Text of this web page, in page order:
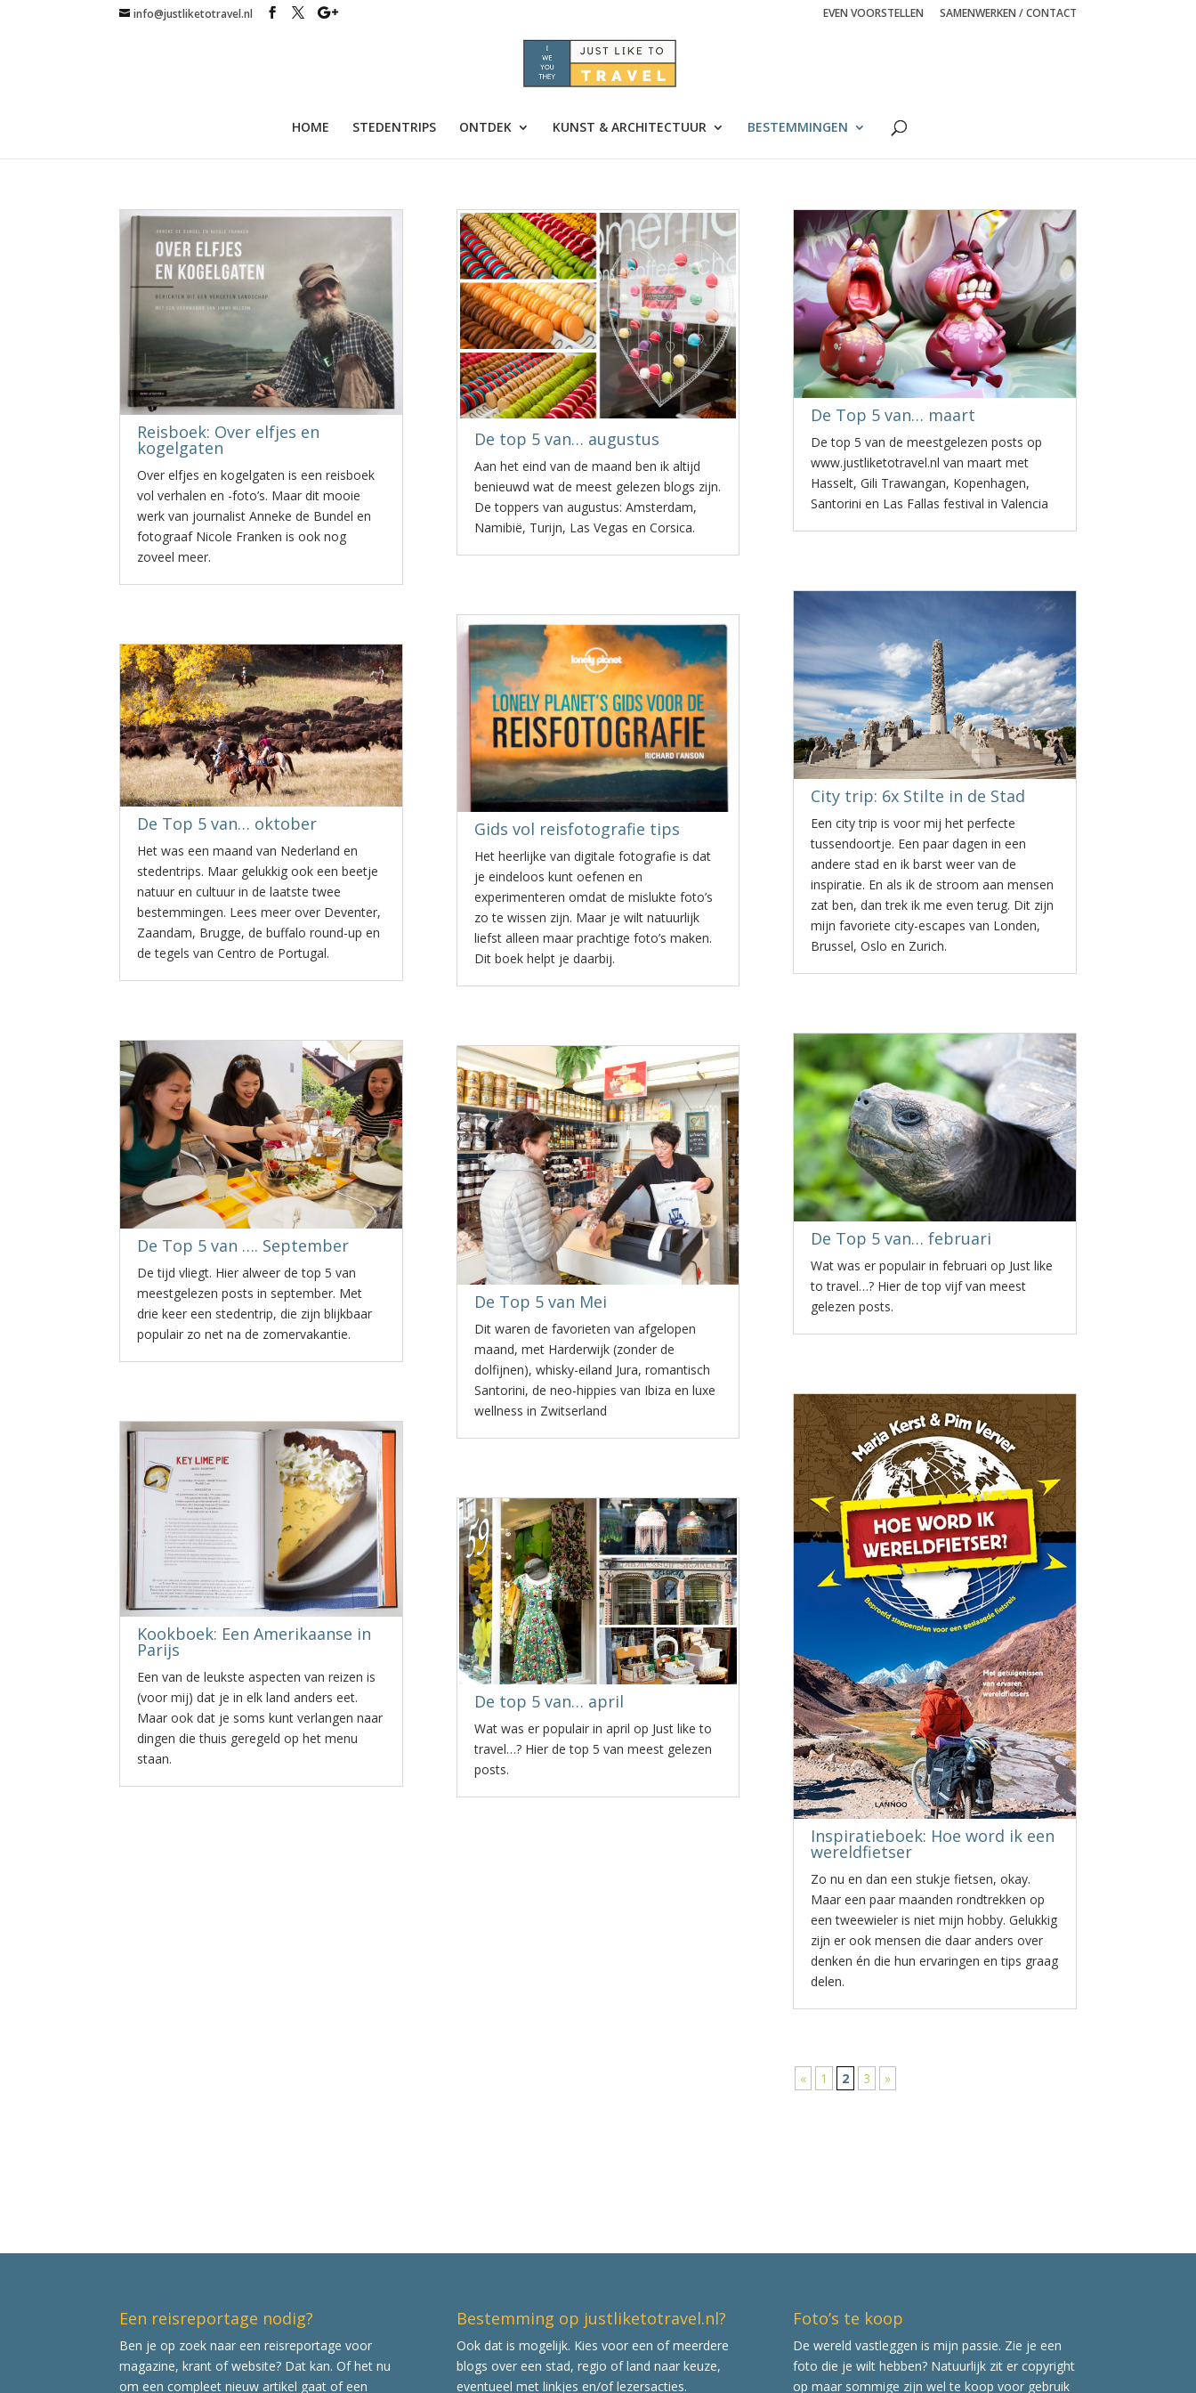
info@justliketotravel.nl EVEN VOORSTELLEN SAMENWERKEN / CONTACT
HOME STEDENTRIPS ONTDEK KUNST & ARCHITECTUUR BESTEMMINGEN
Reisboek: Over elfjes en
kogelgaten
Over elfjes en kogelgaten is een reisboek
vol verhalen en -foto’s. Maar dit mooie
werk van journalist Anneke de Bundel en
fotograaf Nicole Franken is ook nog
zoveel meer.
De Top 5 van… oktober
Het was een maand van Nederland en
stedentrips. Maar gelukkig ook een beetje
natuur en cultuur in de laatste twee
bestemmingen. Lees meer over Deventer,
Zaandam, Brugge, de buffalo round-up en
de tegels van Centro de Portugal.
De Top 5 van …. September
De tijd vliegt. Hier alweer de top 5 van
meestgelezen posts in september. Met
drie keer een stedentrip, die zijn blijkbaar
populair zo net na de zomervakantie.
Kookboek: Een Amerikaanse in
Parijs
Een van de leukste aspecten van reizen is
(voor mij) dat je in elk land anders eet.
Maar ook dat je soms kunt verlangen naar
dingen die thuis geregeld op het menu
staan.
De top 5 van… augustus
Aan het eind van de maand ben ik altijd
benieuwd wat de meest gelezen blogs zijn.
De toppers van augustus: Amsterdam,
Namibië, Turijn, Las Vegas en Corsica.
Gids vol reisfotografie tips
Het heerlijke van digitale fotografie is dat
je eindeloos kunt oefenen en
experimenteren omdat de mislukte foto’s
zo te wissen zijn. Maar je wilt natuurlijk
liefst alleen maar prachtige foto’s maken.
Dit boek helpt je daarbij.
De Top 5 van Mei
Dit waren de favorieten van afgelopen
maand, met Harderwijk (zonder de
dolfijnen), whisky-eiland Jura, romantisch
Santorini, de neo-hippies van Ibiza en luxe
wellness in Zwitserland
De top 5 van… april
Wat was er populair in april op Just like to
travel…? Hier de top 5 van meest gelezen
posts.
De Top 5 van… maart
De top 5 van de meestgelezen posts op
www.justliketotravel.nl van maart met
Hasselt, Gili Trawangan, Kopenhagen,
Santorini en Las Fallas festival in Valencia
City trip: 6x Stilte in de Stad
Een city trip is voor mij het perfecte
tussendoortje. Een paar dagen in een
andere stad en ik barst weer van de
inspiratie. En als ik de stroom aan mensen
zat ben, dan trek ik me even terug. Dit zijn
mijn favoriete city-escapes van Londen,
Brussel, Oslo en Zurich.
De Top 5 van… februari
Wat was er populair in februari op Just like
to travel…? Hier de top vijf van meest
gelezen posts.
Inspiratieboek: Hoe word ik een
wereldfietser
Zo nu en dan een stukje fietsen, okay.
Maar een paar maanden rondtrekken op
een tweewieler is niet mijn hobby. Gelukkig
zijn er ook mensen die daar anders over
denken én die hun ervaringen en tips graag
delen.
« 1 2 3 »
Een reisreportage nodig?
Ben je op zoek naar een reisreportage voor
magazine, krant of website? Dat kan. Of het nu
om een compleet nieuw artikel gaat of een
Bestemming op justliketotravel.nl?
Ook dat is mogelijk. Kies voor een of meerdere
blogs over een stad, regio of land naar keuze,
eventueel met linkjes en/of lezersacties.
Foto’s te koop
De wereld vastleggen is mijn passie. Zie je een
foto die je wilt hebben? Natuurlijk zit er copyright
op maar sommige zijn wel te koop voor gebruik